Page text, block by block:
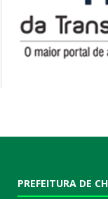
PREFEITURA DE